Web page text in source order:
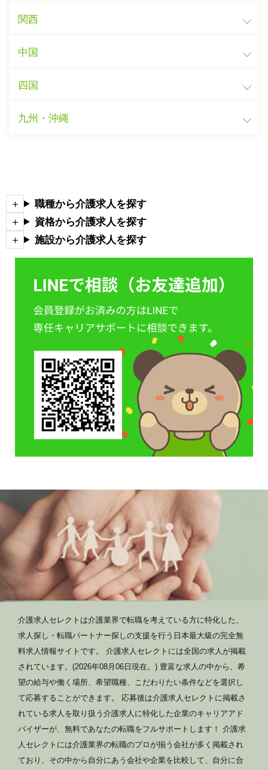
関西
中国
四国
九州・沖縄
職種から介護求人を探す
資格から介護求人を探す
施設から介護求人を探す
介護求人セレクトは介護業界で転職を考えている方に特化した、
求人探し・転職パートナー探しの支援を行う日本最大級の完全無
料求人情報サイトです。 介護求人セレクトには全国の求人が掲載
されています。(2026年08月06日現在。) 豊富な求人の中から、希
望の給与や働く場所、希望職種、こだわりたい条件などを選択し
て応募することができます。 応募後は介護求人セレクトに掲載さ
れている求人を取り扱う介護求人に特化した企業のキャリアアド
バイザーが、無料であなたの転職をフルサポートします！ 介護求
人セレクトには介護業界の転職のプロが揃う会社が多く掲載され
ており、その中から自分にあう会社や企業を比較して、自分に合